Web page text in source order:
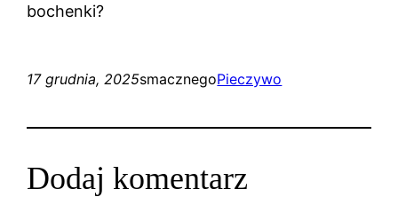
bochenki?
17 grudnia, 2025smacznegoPieczywo
Dodaj komentarz